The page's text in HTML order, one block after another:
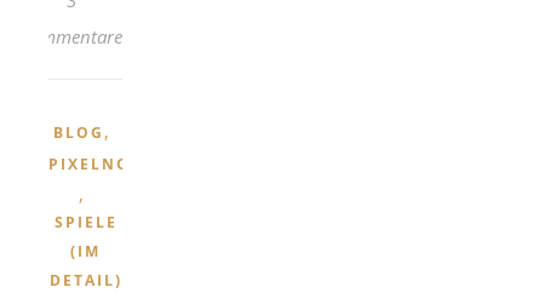
Kommentare
BLOG ,
PIXELNOSTALGIE
,
SPIELE
(IM
DETAIL)